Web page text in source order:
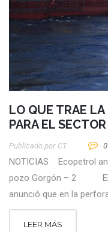
LO QUE TRAE
PARA EL
Publicado por CT 0
NOTICIAS Ecopetrol
pozo Gorgón – 2 El
anunció que en la
LEER MÁS